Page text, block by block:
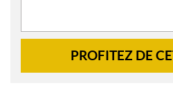
PROFITEZ DE